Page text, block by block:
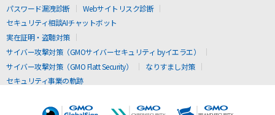
パスワード漏洩診断
Webサイトリスク診断
セキュリティ相談AIチャットボット
実在証明・盗聴対策
サイバー攻撃対策（GMOサイバーセキュリティ byイエラエ）
サイバー攻撃対策（GMO Flatt Security）
なりすまし対策
セキュリティ事業の軌跡